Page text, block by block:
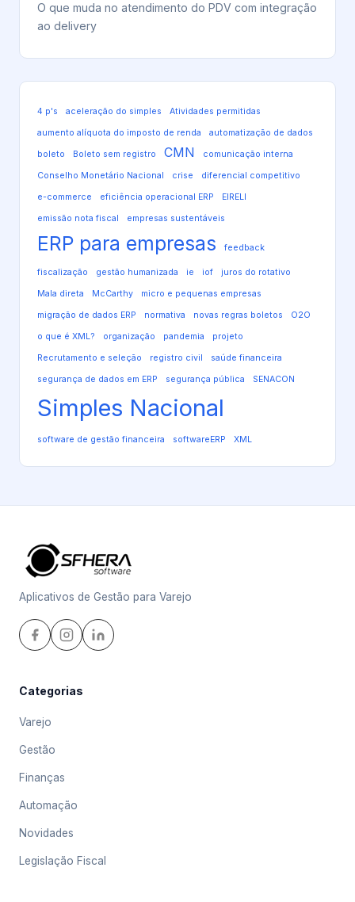
O que muda no atendimento do PDV com integração
ao delivery
4 p's aceleração do simples Atividades permitidas
aumento alíquota do imposto de renda automatização de dados
boleto Boleto sem registro CMN comunicação interna
Conselho Monetário Nacional crise diferencial competitivo
e-commerce eficiência operacional ERP EIRELI
emissão nota fiscal empresas sustentáveis
ERP para empresas feedback
fiscalização gestão humanizada ie iof juros do rotativo
Mala direta McCarthy micro e pequenas empresas
migração de dados ERP normativa novas regras boletos O2O
o que é XML? organização pandemia projeto
Recrutamento e seleção registro civil saúde financeira
segurança de dados em ERP segurança pública SENACON
Simples Nacional
software de gestão financeira softwareERP XML
Aplicativos de Gestão para Varejo
Categorias
Varejo
Gestão
Finanças
Automação
Novidades
Legislação Fiscal